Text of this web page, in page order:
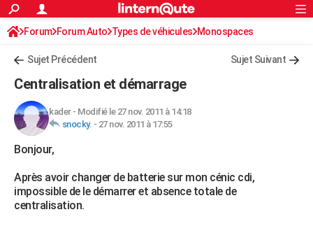
ACTUALITÉS
Politique
Société
Faits Divers
Education
Monde
Villes
+
FINANCE
Retraite
Impôts
Epargne
Immobilier
Risques naturels par ville
Banque
Assurance
Crédit
AUTO
Essais
Réserver un essai
Citadines
Berlines
SUV
Forum auto
+HIGH-TECH
Mobiles
Meilleur smartphone
Internet
Ordinateurs
Jeux vidéo
Guide high-tech
+BRICOLAGE
Forum
Aménagement intérieur
Extérieur
Cuisine
Salle de bains
Jardinage
Rangement
Rechercher
S'inscrire
Connexion
Forum Forum Auto Types de véhicules Monospaces
Sujet Précédent Sujet Suivant
Centralisation et démarrage
kader- Modifié le 27 nov. 2011 à 14:18
snocky. - 27 nov. 2011 à 17:55
Bonjour,
Après avoir changer de batterie sur mon cénic cdi,
impossible de le démarrer et absence totale de
centralisation.